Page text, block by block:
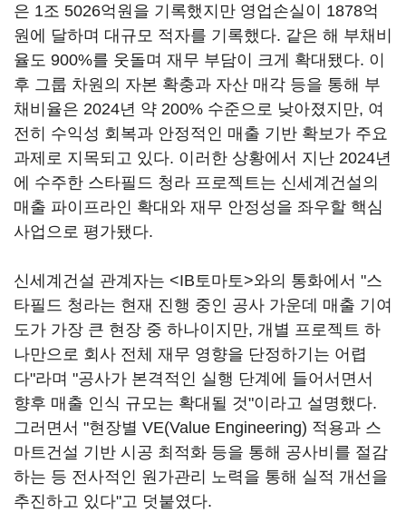
은 1조 5026억원을 기록했지만 영업손실이 1878억
원에 달하며 대규모 적자를 기록했다. 같은 해 부채비
율도 900%를 웃돌며 재무 부담이 크게 확대됐다. 이
후 그룹 차원의 자본 확충과 자산 매각 등을 통해 부
채비율은 2024년 약 200% 수준으로 낮아졌지만, 여
전히 수익성 회복과 안정적인 매출 기반 확보가 주요
과제로 지목되고 있다. 이러한 상황에서 지난 2024년
에 수주한 스타필드 청라 프로젝트는 신세계건설의
매출 파이프라인 확대와 재무 안정성을 좌우할 핵심
사업으로 평가됐다.
신세계건설 관계자는 <IB토마토>와의 통화에서 "스
타필드 청라는 현재 진행 중인 공사 가운데 매출 기여
도가 가장 큰 현장 중 하나이지만, 개별 프로젝트 하
나만으로 회사 전체 재무 영향을 단정하기는 어렵
다"라며 "공사가 본격적인 실행 단계에 들어서면서
향후 매출 인식 규모는 확대될 것"이라고 설명했다.
그러면서 "현장별 VE(Value Engineering) 적용과 스
마트건설 기반 시공 최적화 등을 통해 공사비를 절감
하는 등 전사적인 원가관리 노력을 통해 실적 개선을
추진하고 있다"고 덧붙였다.